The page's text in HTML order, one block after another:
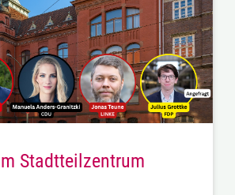
Stadtteilzentrum